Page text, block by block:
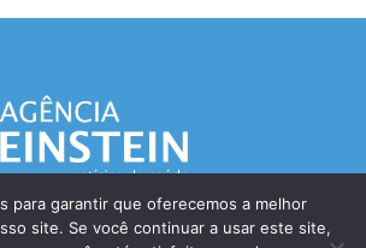
Dr. Eliezer Silva - CRM: 85148-SP
para garantir que oferecemos a melhor
site. Se você continuar a usar este site,